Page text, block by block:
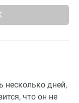
несколько дней,
что он не